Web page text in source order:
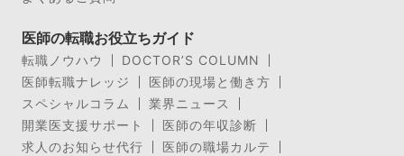
医師の転職お役立ちガイド
転職ノウハウ
DOCTOR’S COLUMN
医師転職ナレッジ
医師の現場と働き方
スペシャルコラム
業界ニュース
開業医支援サポート
医師の年収診断
求人のお知らせ代行
医師の職場カルテ